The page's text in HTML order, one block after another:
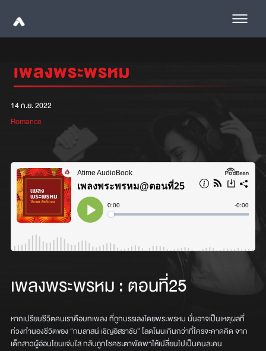
เพลงพระพรหม
14 ก.ย. 2022
Romance
เพลงพระพรหม:ตอนที่25
หากเปรียบชีวิตคนเราคือบทเพลง ที่ถูกบรรเลงโดยพระพรหม นั่นอาจเป็นเหตุผลที่
ท่วงทำนองชีวิตของ “กมลาสน์ เชิญอิสราชัย” โลดโผนเกินกว่าที่ใครจะคาดคิด จาก
เด็กสาวผู้อ่อนโยนแจ่มใส กลับถูกโชคชะตาพัดพาให้เปลี่ยนไปเป็นคนละคน